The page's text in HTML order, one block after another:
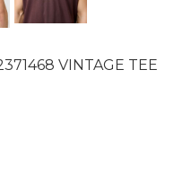
VINTAGE TEE